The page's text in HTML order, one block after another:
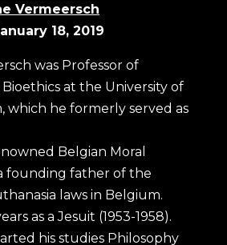
Vermeersch
18, 2019
was Professor of
at the University of
which he formerly served as
Belgian Moral
founding father of the
laws in Belgium.
as a Jesuit (1953-1958).
his studies Philosophy